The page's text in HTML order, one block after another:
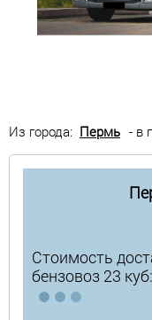
Из города: Пермь - в
Стоимость
бензовоз 23 куб: